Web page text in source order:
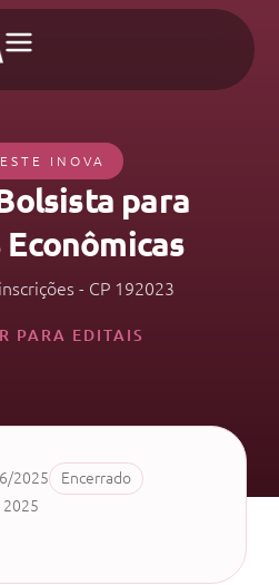
INOVA
para
- CP 192023
PARA EDITAIS
2025
Encerrado
2025